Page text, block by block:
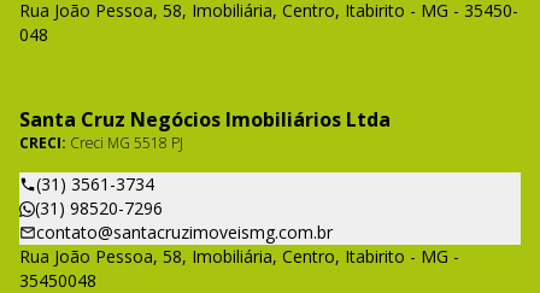
Rua João Pessoa, 58, Imobiliária, Centro, Itabirito - MG - 35450-
048
Santa Cruz Negócios Imobiliários Ltda
CRECI: Creci MG 5518 PJ
(31) 3561-3734
(31) 98520-7296
contato@santacruzimoveismg.com.br
Rua João Pessoa, 58, Imobiliária, Centro, Itabirito - MG -
35450048